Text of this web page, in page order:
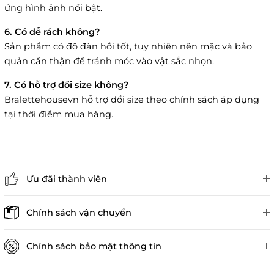
ứng hình ảnh nổi bật.
6. Có dễ rách không?
Sản phẩm có độ đàn hồi tốt, tuy nhiên nên mặc và bảo
quản cẩn thận để tránh móc vào vật sắc nhọn.
7. Có hỗ trợ đổi size không?
Bralettehousevn hỗ trợ đổi size theo chính sách áp dụng
tại thời điểm mua hàng.
Ưu đãi thành viên
Chính sách vận chuyển
Chính sách bảo mật thông tin